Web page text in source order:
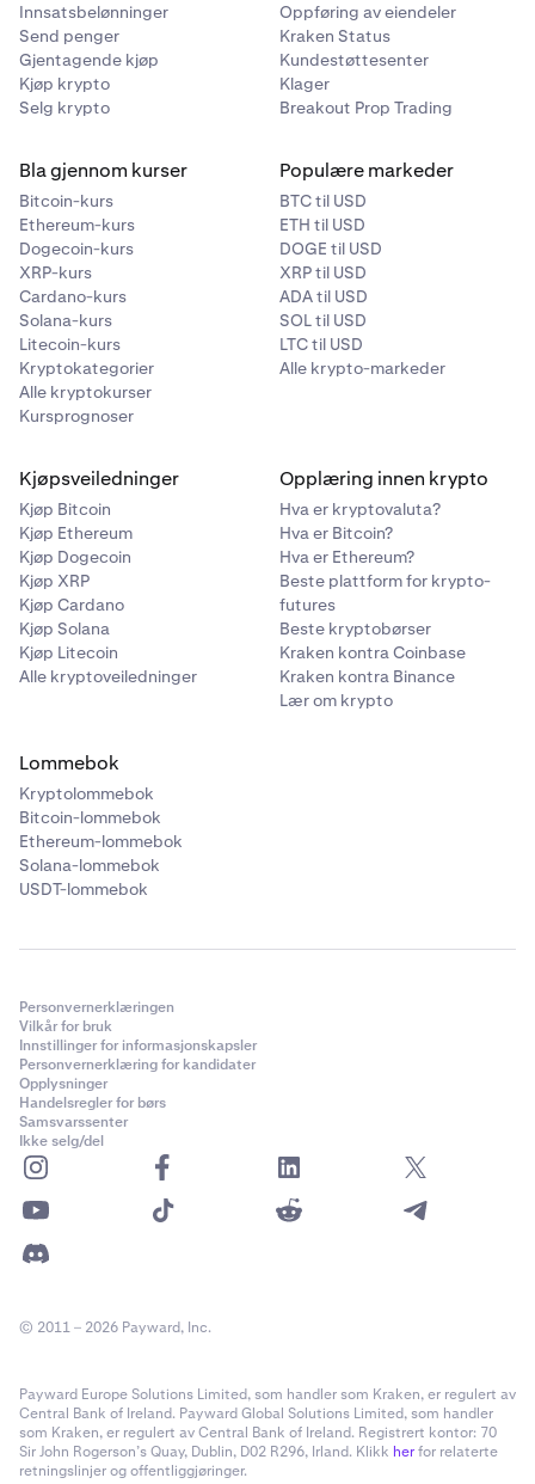
Innsatsbelønninger
Send penger
Gjentagende kjøp
Kjøp krypto
Selg krypto
Oppføring av eiendeler
Kraken Status
Kundestøttesenter
Klager
Breakout Prop Trading
Bla gjennom kurser
Bitcoin-kurs
Ethereum-kurs
Dogecoin-kurs
XRP-kurs
Cardano-kurs
Solana-kurs
Litecoin-kurs
Kryptokategorier
Alle kryptokurser
Kursprognoser
Populære markeder
BTC til USD
ETH til USD
DOGE til USD
XRP til USD
ADA til USD
SOL til USD
LTC til USD
Alle krypto-markeder
Kjøpsveiledninger
Kjøp Bitcoin
Kjøp Ethereum
Kjøp Dogecoin
Kjøp XRP
Kjøp Cardano
Kjøp Solana
Kjøp Litecoin
Alle kryptoveiledninger
Opplæring innen krypto
Hva er kryptovaluta?
Hva er Bitcoin?
Hva er Ethereum?
Beste plattform for krypto-
futures
Beste kryptobørser
Kraken kontra Coinbase
Kraken kontra Binance
Lær om krypto
Lommebok
Kryptolommebok
Bitcoin-lommebok
Ethereum-lommebok
Solana-lommebok
USDT-lommebok
Personvernerklæringen
Vilkår for bruk
Innstillinger for informasjonskapsler
Personvernerklæring for kandidater
Opplysninger
Handelsregler for børs
Samsvarssenter
Ikke selg/del
© 2011 – 2026 Payward, Inc.
Payward Europe Solutions Limited, som handler som Kraken, er regulert av
Central Bank of Ireland. Payward Global Solutions Limited, som handler
som Kraken, er regulert av Central Bank of Ireland. Registrert kontor: 70
Sir John Rogerson’s Quay, Dublin, D02 R296, Irland. Klikk herfor relaterte
retningslinjer og offentliggjøringer.